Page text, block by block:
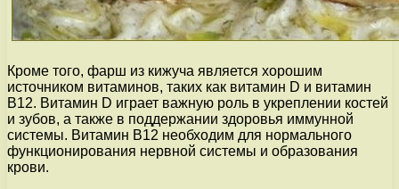
Кроме того, фарш из кижуча является хорошим
источником витаминов, таких как витамин D и витамин
В12. Витамин D играет важную роль в укреплении костей
и зубов, а также в поддержании здоровья иммунной
системы. Витамин В12 необходим для нормального
функционирования нервной системы и образования
крови.